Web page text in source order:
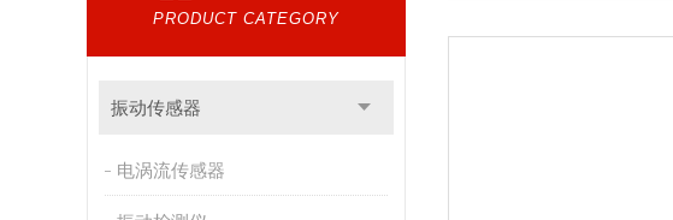
PRODUCT CATEGORY
振动传感器
电涡流传感器